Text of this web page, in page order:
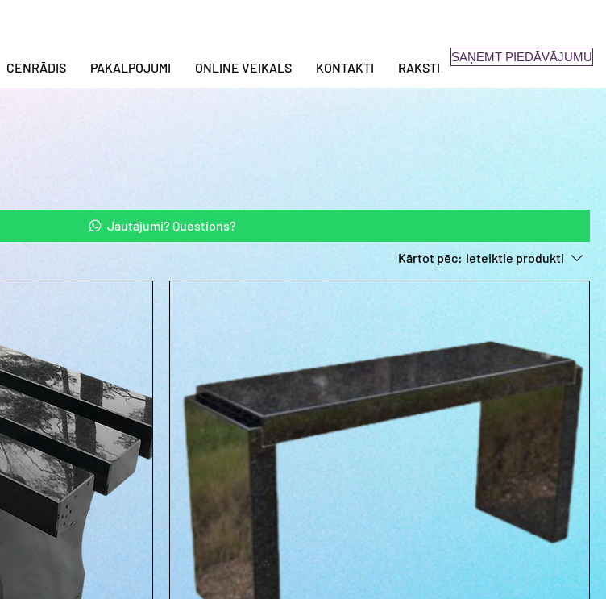
CENRĀDIS PAKALPOJUMI ONLINE VEIKALS KONTAKTI RAKSTI
SAŅEMT PIEDĀVĀJUMU
Jautājumi? Questions?
Kārtot pēc: Ieteiktie produkti